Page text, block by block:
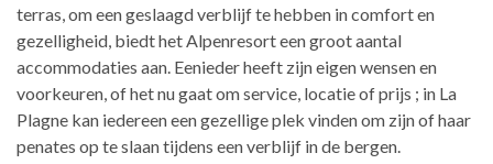
terras, om een geslaagd verblijf te hebben in comfort en
gezelligheid, biedt het Alpenresort een groot aantal
accommodaties aan. Eenieder heeft zijn eigen wensen en
voorkeuren, of het nu gaat om service, locatie of prijs ; in La
Plagne kan iedereen een gezellige plek vinden om zijn of haar
penates op te slaan tijdens een verblijf in de bergen.